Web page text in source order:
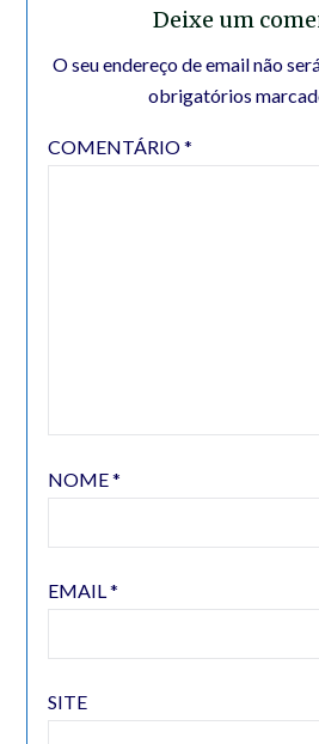
Deixe um
O seu endereço de email não
obrigatórios
COMENTÁRIO*
NOME*
EMAIL*
SITE